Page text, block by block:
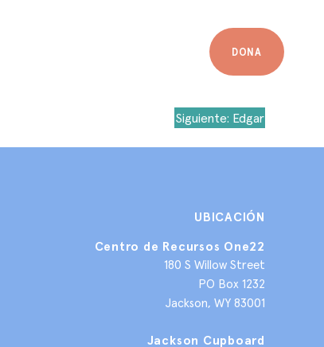
DONA
Siguiente: Edgar
UBICACIÓN
Centro de Recursos One22
180 S Willow Street
PO Box 1232
Jackson, WY 83001
Jackson Cupboard